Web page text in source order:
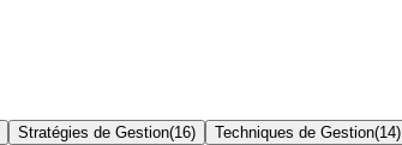
Stratégies de Gestion(16) Techniques de Gestion(14)